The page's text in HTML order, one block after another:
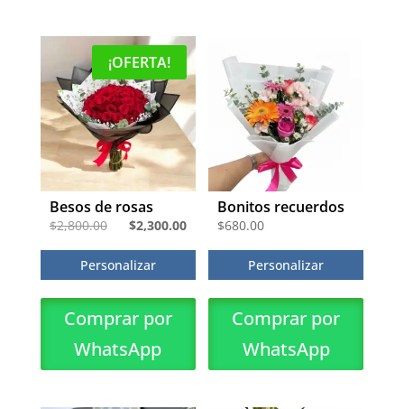
¡OFERTA!
Besos de rosas
$2,800.00
El
precio
original
era:
$2,800.00.
$2,300.00
precio
es:
$2,300.00.
Personalizar
Comprar por
WhatsApp
Bonitos recuerdos
$680.00
Personalizar
Comprar por
WhatsApp